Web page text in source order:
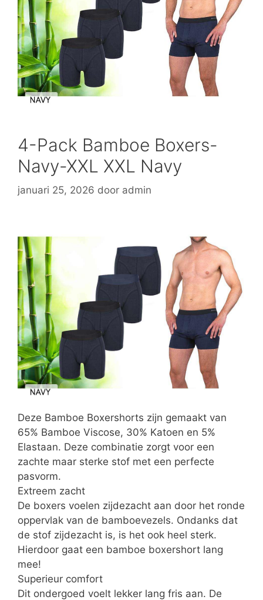
4-Pack Bamboe Boxers-
Navy-XXL XXL Navy
januari 25, 2026 door admin
Deze Bamboe Boxershorts zijn gemaakt van
65% Bamboe Viscose, 30% Katoen en 5%
Elastaan. Deze combinatie zorgt voor een
zachte maar sterke stof met een perfecte
pasvorm.
Extreem zacht
De boxers voelen zijdezacht aan door het ronde
oppervlak van de bamboevezels. Ondanks dat
de stof zijdezacht is, is het ook heel sterk.
Hierdoor gaat een bamboe boxershort lang
mee!
Superieur comfort
Dit ondergoed voelt lekker lang fris aan. De